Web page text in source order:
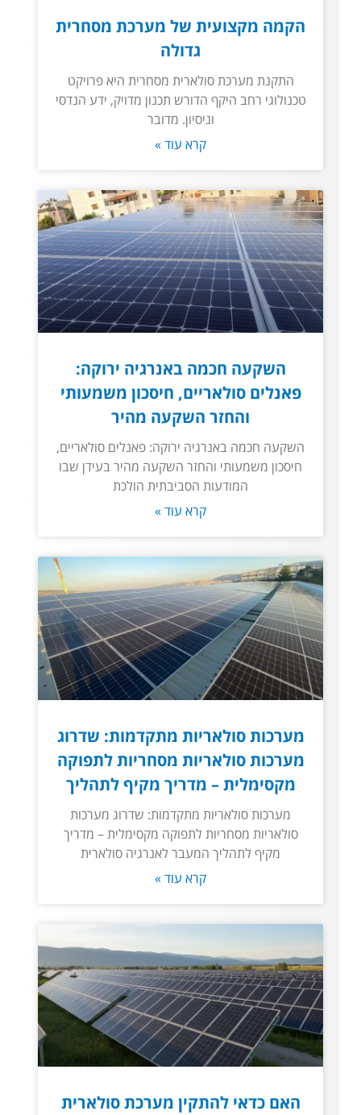
הקמה מקצועית של מערכת מסחרית
גדולה
התקנת מערכת סולארית מסחרית היא פרויקט
טכנולוגי רחב היקף הדורש תכנון מדויק, ידע הנדסי
וניסיון. מדובר
קרא עוד »
השקעה חכמה באנרגיה ירוקה:
פאנלים סולאריים, חיסכון משמעותי
והחזר השקעה מהיר
השקעה חכמה באנרגיה ירוקה: פאנלים סולאריים,
חיסכון משמעותי והחזר השקעה מהיר בעידן שבו
המודעות הסביבתית הולכת
קרא עוד »
מערכות סולאריות מתקדמות: שדרוג
מערכות סולאריות מסחריות לתפוקה
מקסימלית – מדריך מקיף לתהליך
מערכות סולאריות מתקדמות: שדרוג מערכות
סולאריות מסחריות לתפוקה מקסימלית – מדריך
מקיף לתהליך המעבר לאנרגיה סולארית
קרא עוד »
האם כדאי להתקין מערכת סולארית